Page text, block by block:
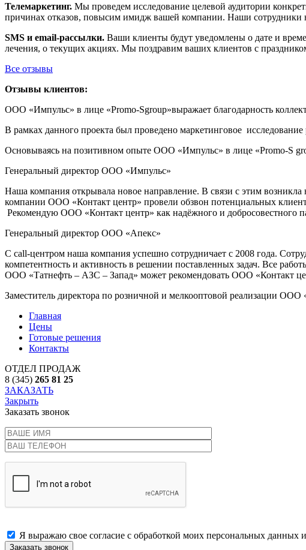
Телемаркетинг. Мы проведем исследование целевой аудитории
причинах отказов, повысим имидж вашей компании. Наши сотрудники
SMS и email-рассылки. Ваши клиенты будут уведомлены о дате и
лечения, о текущих акциях. Мы поздравим ваших клиентов с
Все отзывы
Отзывы клиентов:
ООО «Импульс» в лице «Promo-Sgroup»выражает благодарность
В рамках данного проекта был проведено маркетинговое
Основываясь на позитивном опыте ООО «Импульс» в лице «Promo-S
Генеральный директор ООО «Импульс»
Наша компания открывала новое направление. В связи с этим
компании ООО «Контакт центр» провели обзвон потенциальных
Рекомендую ООО «Контакт центр» как надёжного и добросовестного
Генеральный директор ООО «Апекс»
С call-центром наша компания успешно сотрудничает с 2008 года.
компетентность и активность в решении поставленных задач. Все
ООО «Татнефть – АЗС – Запад» может рекомендовать ООО «Контакт
Заместитель директора по розничной и мелкооптовой реализации ООО
Главная
Цены
Готовые решения
Контакты
ОТДЕЛ ПРОДАЖ
8 (345) 265 81 25
ЗАКАЗАТЬ
Закрыть
Заказать звонок
Я выражаю свое согласие с обработкой моих персональных данных